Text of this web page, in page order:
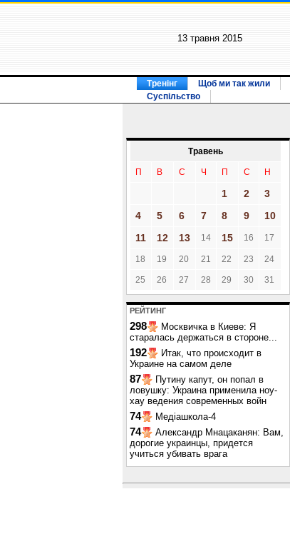
13 травня 2015
Тренінг Щоб ми так жили
Суспільство
Травень
П В С Ч П С Н
1 2
3
4
5 6 7 8 9
10
11
12 13 14 15 16 17
18 19 20 21 22 23 24
25 26 27 28 29 30 31
РЕЙТИНГ
298
Москвичка в Киеве: Я
старалась держаться в стороне...
192
Итак, что происходит в
Украине на самом деле
87
Путину капут, он попал в
ловушку: Украина применила ноу-
хау ведения современных войн
74 Медіашкола-4
74
Александр Мнацаканян: Вам,
дорогие украинцы, придется
учиться убивать врага